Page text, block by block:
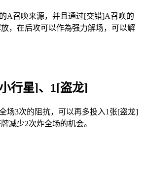
A召唤来源，并且通过[交错]A召唤的
，在后攻可以作為强力解场，可以解
行星]、1[盗龙]
场3次的阻抗，可以再多投入1张[盗龙]
减少2次炸全场的机会。